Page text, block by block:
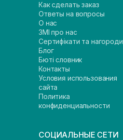
Как сделать заказ
Ответы на вопросы
О нас
ЗМІ про нас
Сертифікати та нагороди
Блог
Бюті словник
Контакты
Условия использования
сайта
Политика
конфиденциальности
СОЦИАЛЬНЫЕ СЕТИ